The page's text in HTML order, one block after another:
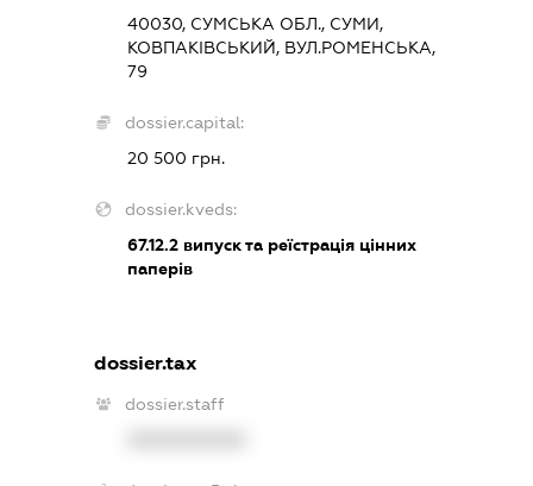
40030, СУМСЬКА ОБЛ., СУМИ,
КОВПАКІВСЬКИЙ, ВУЛ.РОМЕНСЬКА,
79
dossier.capital:
20 500 грн.
dossier.kveds:
67.12.2 випуск та реїстрація цінних
паперів
dossier.tax
dossier.staff